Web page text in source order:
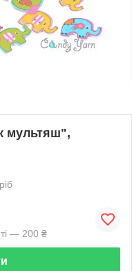
мультяш",
— 200 ₴